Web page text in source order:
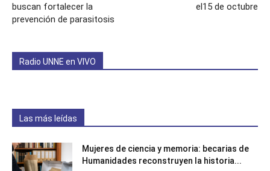
buscan fortalecer la
prevención de parasitosis
el15 de octubre
Radio UNNE en VIVO
Las más leídas
Mujeres de ciencia y memoria: becarias de
Humanidades reconstruyen la historia...